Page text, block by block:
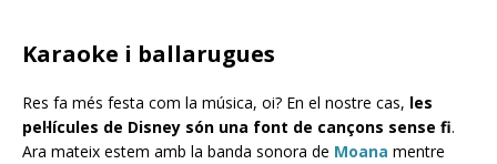
Karaoke i ballarugues
Res fa més festa com la música, oi? En el nostre cas, les
pel·lícules de Disney són una font de cançons sense fi.
Ara mateix estem amb la banda sonora de Moana mentre